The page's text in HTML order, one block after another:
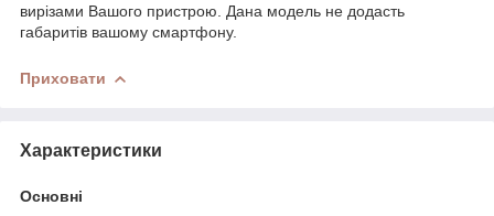
вирізами Вашого пристрою. Дана модель не додасть
габаритів вашому смартфону.
Приховати
Характеристики
Основні